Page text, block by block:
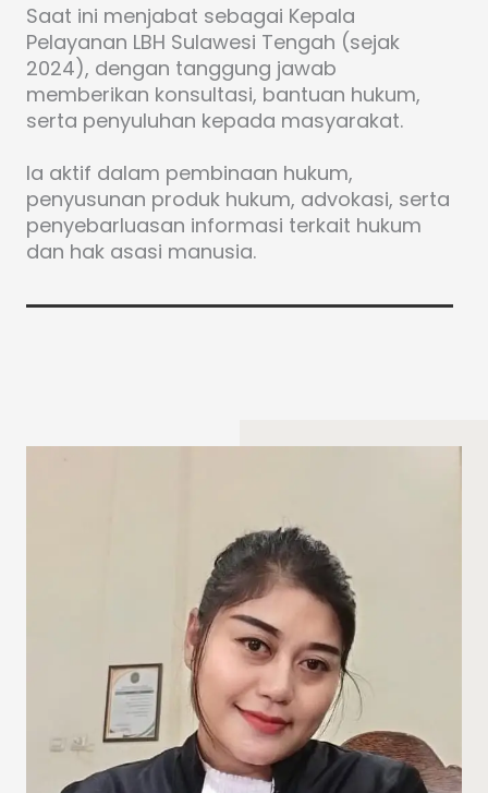
Saat ini menjabat sebagai Kepala
Pelayanan LBH Sulawesi Tengah (sejak
2024), dengan tanggung jawab
memberikan konsultasi, bantuan hukum,
serta penyuluhan kepada masyarakat.
Ia aktif dalam pembinaan hukum,
penyusunan produk hukum, advokasi, serta
penyebarluasan informasi terkait hukum
dan hak asasi manusia.